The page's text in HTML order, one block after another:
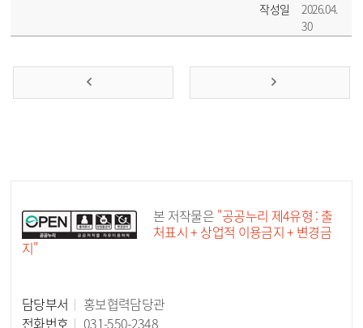
작성일
2026.04.
30
본 저작물은 "공공누리 제4유형 : 출
처표시 + 상업적 이용금지 + 변경금
지"
담당부서
홍보협력담당관
전화번호
031-550-2348